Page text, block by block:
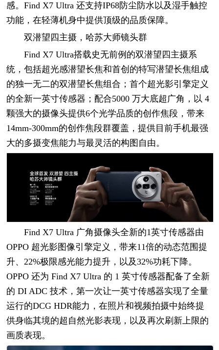
感。Find X7 Ultra 还支持IP68防尘防水以及湿手触控
功能，在轻薄机身中提供顶级的品质保障。
双潜望四主摄，哈苏大师镜头群
Find X7 Ultra搭载史无前例的双潜望四主摄系
统，包括超光感潜望长焦和首创的特写潜望长焦组成
的独一无二的双潜望长焦组合；首个超光影引擎定义
的全新一英寸传感器；配合5000 万大底超广角，以 4
颗强大的摄像头提供6个光学品质的创作焦段，带来
14mm-300mm的创作焦段群覆盖，提供目前手机最强
大的多摄变焦能力与最灵活的构图自由。
Find X7 Ultra 广角摄像头全新的1英寸传感器由
OPPO 超光影图像引擎定义，带来11倍的动态范围提
升、22%极限感光能力提升，以及32%功耗下降。
OPPO 还为 Find X7 Ultra 的 1 英寸传感器配备了全新
的 DI ADC 技术，第一次让一英寸传感器实现了全量
运行的DCG HDR能力，在照片和视频拍摄中始终提
供身临其境的超自然光影表现，以及再次刷新上限的
画质表现。